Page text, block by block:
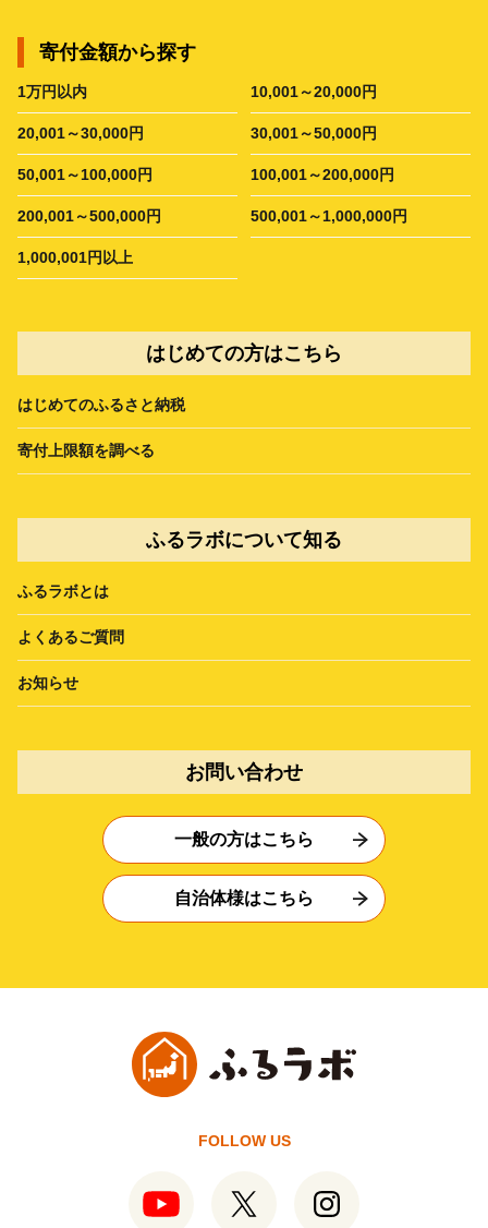
寄付金額から探す
1万円以内 10,001～20,000円
20,001～30,000円 30,001～50,000円
50,001～100,000円 100,001～200,000円
200,001～500,000円 500,001～1,000,000円
1,000,001円以上
はじめての方はこちら
はじめてのふるさと納税
寄付上限額を調べる
ふるラボについて知る
ふるラボとは
よくあるご質問
お知らせ
お問い合わせ
一般の方はこちら
自治体様はこちら
FOLLOW US